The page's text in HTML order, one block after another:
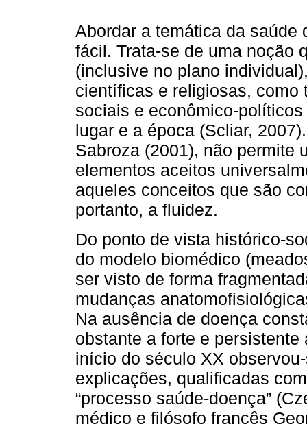
Abordar a temática da saúde
fácil. Trata-se de uma noção
(inclusive no plano
científicas e religiosas, como
sociais e econômico-
lugar e a época (Scliar,
Sabroza (2001), não permite
elementos aceitos
aqueles conceitos que são
portanto, a fluidez.
Do ponto de vista histórico-
do modelo biomédico
ser visto de forma
mudanças
Na ausência de doença
obstante a forte e
início do século XX
explicações, qualificadas
“processo saúde-doença”
médico e filósofo francês